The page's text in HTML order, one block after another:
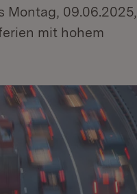
Montag, 09.06.2025,
mit hohem